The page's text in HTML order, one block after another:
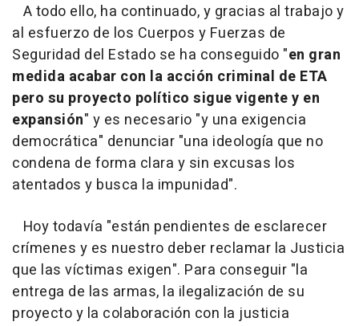
A todo ello, ha continuado, y gracias al trabajo y
al esfuerzo de los Cuerpos y Fuerzas de
Seguridad del Estado se ha conseguido "en gran
medida acabar con la acción criminal de ETA
pero su proyecto político sigue vigente y en
expansión" y es necesario "y una exigencia
democrática" denunciar "una ideología que no
condena de forma clara y sin excusas los
atentados y busca la impunidad".
Hoy todavía "están pendientes de esclarecer
crímenes y es nuestro deber reclamar la Justicia
que las víctimas exigen". Para conseguir "la
entrega de las armas, la ilegalización de su
proyecto y la colaboración con la justicia